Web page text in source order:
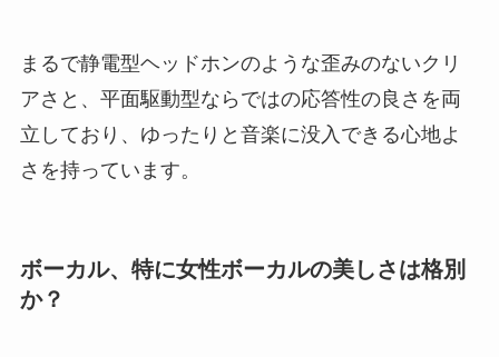
まるで静電型ヘッドホンのような歪みのないクリ
アさと、平面駆動型ならではの応答性の良さを両
立しており、ゆったりと音楽に没入できる心地よ
さを持っています。
ボーカル、特に女性ボーカルの美しさは格別
か？